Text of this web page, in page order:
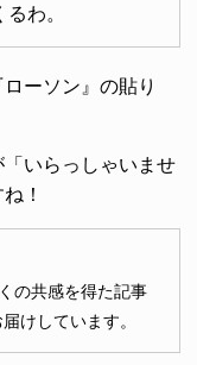
わ。
ーソン』の貼り
いらっしゃいませ
！
の共感を得た記事
けしています。